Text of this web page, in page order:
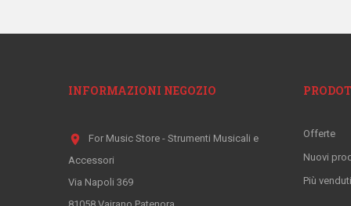
INFORMAZIONI NEGOZIO
location_on
For Music Store - Strumenti Musicali e
Accessori
Via Napoli 369
Offerte
Nuovi
Più venduti